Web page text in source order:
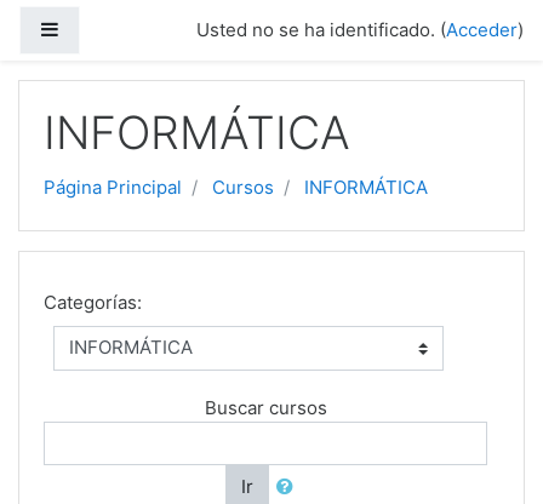
Usted no se ha identificado. (Acceder)
INFORMÁTICA
Página Principal Cursos INFORMÁTICA
Categorías:
Buscar cursos
Ir